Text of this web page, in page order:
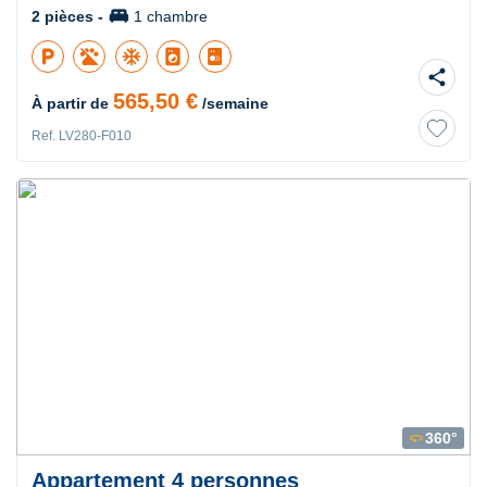
2 pièces - king_bed 1 chambre
local_parking ac_unit local_laundry_service
À partir de 565,50 € /semaine
Ref. LV280-F010
share
360360°
Appartement 4 personnes